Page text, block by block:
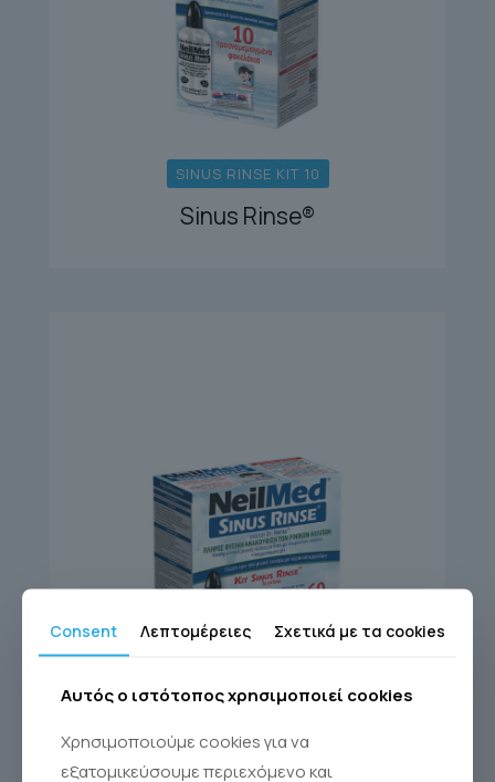
SINUS RINSE KIT 10
Sinus Rinse®
Sinus Rinse®
Consent Λεπτομέρειες Σχετικά με τα cookies
Αυτός ο ιστότοπος χρησιμοποιεί cookies
Χρησιμοποιούμε cookies για να
εξατομικεύσουμε περιεχόμενο και